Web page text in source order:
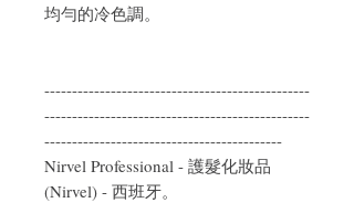
均勻的冷色調。
------------------------------------------------
------------------------------------------------
-------------------------------------------
Nirvel Professional - 護髮化妝品
(Nirvel) - 西班牙。